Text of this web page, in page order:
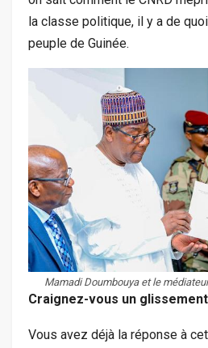
la classe politique, il y a de
peuple de Guinée.
Mamadi Doumbouya et le
Craignez-vous un
Vous avez déjà la réponse à